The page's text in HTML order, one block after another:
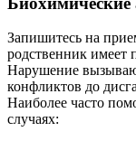
Запишитесь на
родственник
Нарушение
конфликтов до
Наиболее часто
случаях: